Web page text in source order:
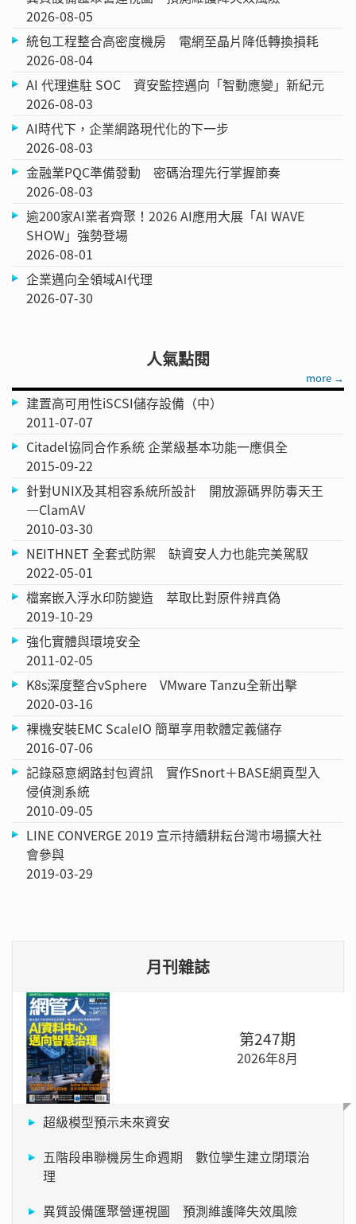
2026-08-05
統包工程整合高密度機房 電網至晶片降低轉換損耗
2026-08-04
AI 代理進駐 SOC 資安監控邁向「智動應變」新紀元
2026-08-03
AI時代下，企業網路現代化的下一步
2026-08-03
金融業PQC準備發動 密碼治理先行掌握節奏
2026-08-03
逾200家AI業者齊聚！2026 AI應用大展「AI WAVE
SHOW」強勢登場
2026-08-01
企業邁向全領域AI代理
2026-07-30
人氣點閱
more →
建置高可用性iSCSI儲存設備（中）
2011-07-07
Citadel協同合作系統 企業級基本功能一應俱全
2015-09-22
針對UNIX及其相容系統所設計 開放源碼界防毒天王
—ClamAV
2010-03-30
NEITHNET 全套式防禦 缺資安人力也能完美駕馭
2022-05-01
檔案嵌入浮水印防變造 萃取比對原件辨真偽
2019-10-29
強化實體與環境安全
2011-02-05
K8s深度整合vSphere VMware Tanzu全新出擊
2020-03-16
裸機安裝EMC ScaleIO 簡單享用軟體定義儲存
2016-07-06
記錄惡意網路封包資訊 實作Snort＋BASE網頁型入
侵偵測系統
2010-09-05
LINE CONVERGE 2019 宣示持續耕耘台灣市場擴大社
會參與
2019-03-29
月刊雜誌
第247期
2026年8月
超級模型預示未來資安
五階段串聯機房生命週期 數位孿生建立閉環治
理
異質設備匯聚營運視圖 預測維護降失效風險